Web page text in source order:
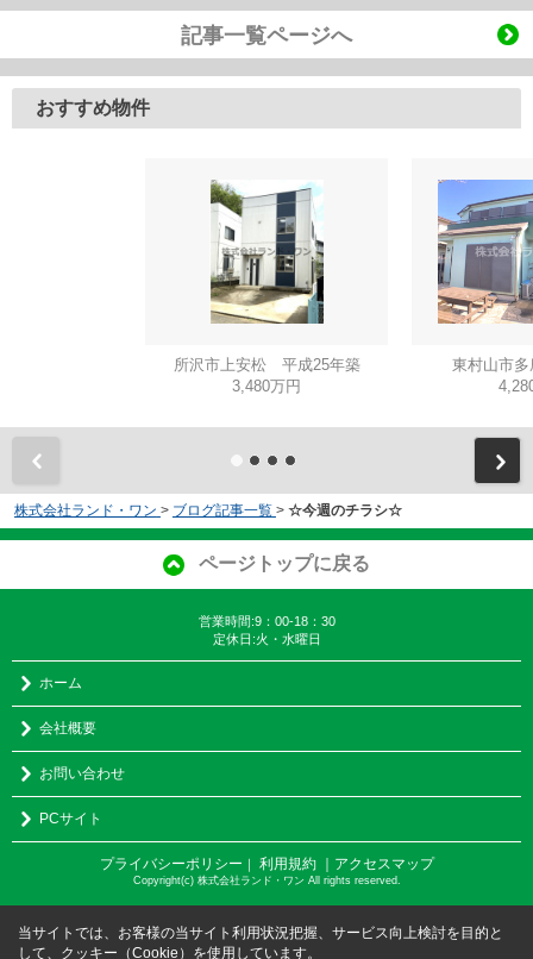
記事一覧ページへ
おすすめ物件
所沢市上安松 平成25年築
3,480万円
東村山市
株式会社ランド・ワン > ブログ記事一覧 > ☆今週のチラシ☆
ページトップに戻る
営業時間:9：00-18：30
定休日:火・水曜日
ホーム
会社概要
お問い合わせ
PCサイト
プライバシーポリシー 利用規約 ｜アクセスマップ
Copyright(c) 株式会社ランド・ワン All rights reserved.
当サイトでは、お客様の当サイト利用状況把握、サービス向上検討を目的と
して、クッキー（Cookie）を使用しています。